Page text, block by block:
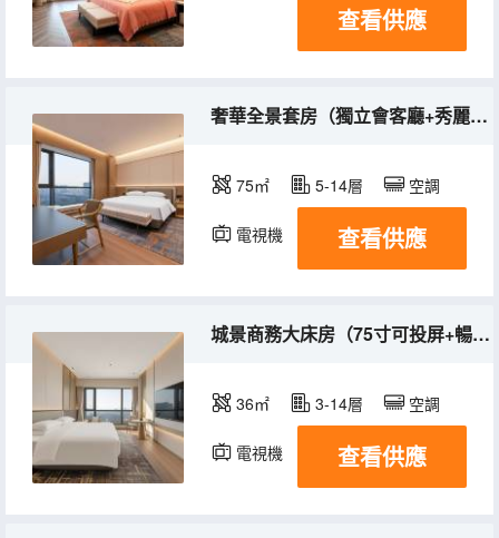
查看供應
奢華全景套房（獨立會客廳+秀麗景光帶+奢華大空間）
75㎡ 5-14層 空調
電視機 查看供應
城景商務大床房（75寸可投屏+暢享大空間+奢華大床體）
36㎡ 3-14層 空調
電視機 查看供應